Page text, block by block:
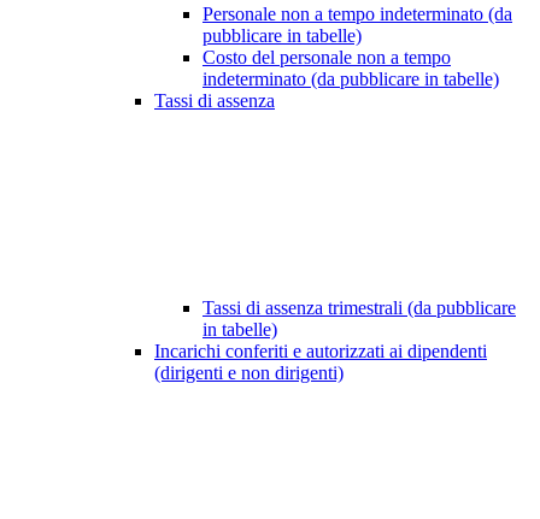
Personale non a tempo indeterminato (da
pubblicare in tabelle)
Costo del personale non a tempo
indeterminato (da pubblicare in tabelle)
Tassi di assenza
Tassi di assenza trimestrali (da pubblicare
in tabelle)
Incarichi conferiti e autorizzati ai dipendenti
(dirigenti e non dirigenti)